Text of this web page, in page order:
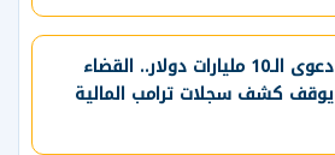
دعوى الـ10 مليارات دولار.. القضاء
يوقف كشف سجلات ترامب المالية